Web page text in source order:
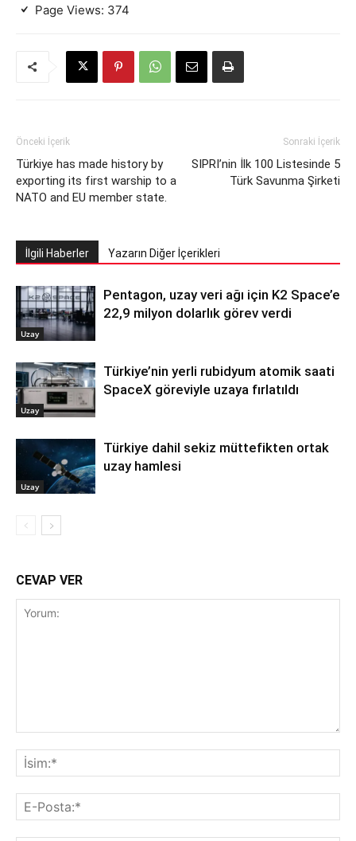
Page Views: 374
Önceki İçerik
Türkiye has made history by
exporting its first warship to a
NATO and EU member state.
Sonraki İçerik
SIPRI’nin İlk 100 Listesinde 5
Türk Savunma Şirketi
İlgili Haberler Yazarın Diğer İçerikleri
Uzay
Pentagon, uzay veri ağı için K2 Space’e
22,9 milyon dolarlık görev verdi
Uzay
Türkiye’nin yerli rubidyum atomik saati
SpaceX göreviyle uzaya fırlatıldı
Uzay
Türkiye dahil sekiz müttefikten ortak
uzay hamlesi
CEVAP VER